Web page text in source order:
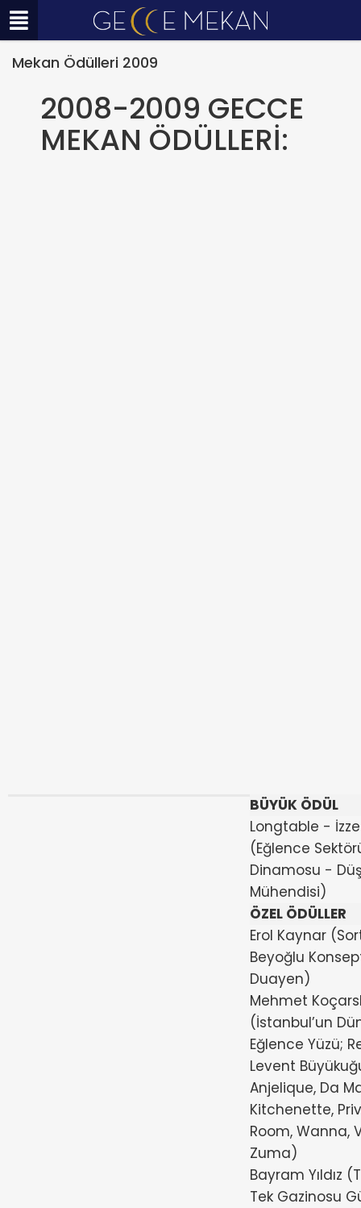
Mekan Ödülleri 2009
2008-2009 GECCE
MEKAN ÖDÜLLERİ:
BÜYÜK ÖDÜL
Longtable -
(Eğlence
Dinamosu -
Mühendisi)
ÖZEL ÖDÜLLER
Erol Kaynar
Beyoğlu
Duayen)
Mehmet
(İstanbul’un
Eğlence Yüzü;
Levent
Anjelique, Da
Kitchenette,
Room, Wanna,
Zuma)
Bayram Yıldız
Tek Gazinosu